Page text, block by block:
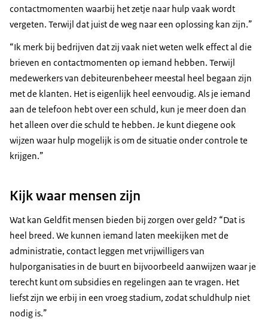
contactmomenten waarbij het zetje naar hulp vaak wordt
vergeten. Terwijl dat juist de weg naar een oplossing kan zijn.”
“Ik merk bij bedrijven dat zij vaak niet weten welk effect al die
brieven en contactmomenten op iemand hebben. Terwijl
medewerkers van debiteurenbeheer meestal heel begaan zijn
met de klanten. Het is eigenlijk heel eenvoudig. Als je iemand
aan de telefoon hebt over een schuld, kun je meer doen dan
het alleen over die schuld te hebben. Je kunt diegene ook
wijzen waar hulp mogelijk is om de situatie onder controle te
krijgen.”
Kijk waar mensen zijn
Wat kan Geldfit mensen bieden bij zorgen over geld? “Dat is
heel breed. We kunnen iemand laten meekijken met de
administratie, contact leggen met vrijwilligers van
hulporganisaties in de buurt en bijvoorbeeld aanwijzen waar je
terecht kunt om subsidies en regelingen aan te vragen. Het
liefst zijn we erbij in een vroeg stadium, zodat schuldhulp niet
nodig is.”